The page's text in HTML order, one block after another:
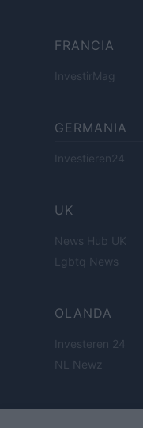
FRANCIA
InvestirMag
GERMANIA
Investieren24
UK
News Hub UK
Lgbtq News
OLANDA
Investeren 24
NL Newz